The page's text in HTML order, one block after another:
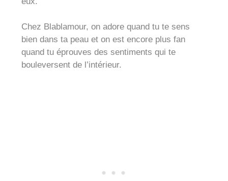
Chez Blablamour, on adore quand tu te sens
bien dans ta peau et on est encore plus fan
quand tu éprouves des sentiments qui te
bouleversent de l’intérieur.